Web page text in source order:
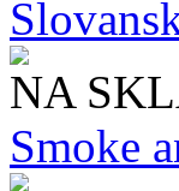
NA
Smoke